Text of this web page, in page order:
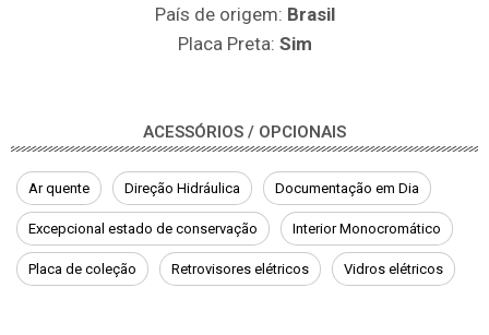
País de origem: Brasil
Placa Preta: Sim
ACESSÓRIOS / OPCIONAIS
Ar quente Direção Hidráulica Documentação em Dia
Excepcional estado de conservação Interior Monocromático
Placa de coleção Retrovisores elétricos Vidros elétricos